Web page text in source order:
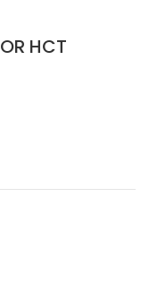
HCT